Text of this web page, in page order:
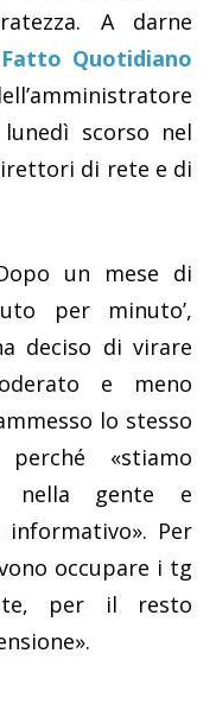
A darne
Quotidiano
scorso nel
di rete e di
un mese di
per minuto’,
deciso di virare
e meno
lo stesso
«stiamo
nella gente e
Per
occupare i tg
per il resto